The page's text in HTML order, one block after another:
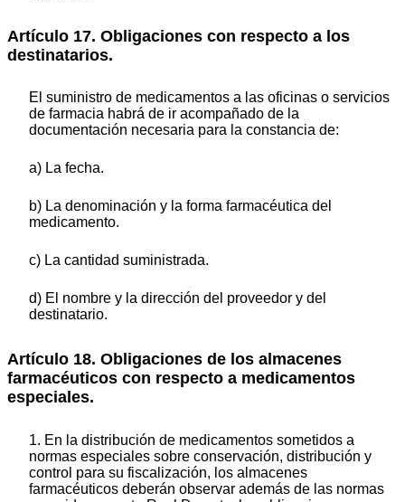
Artículo 17. Obligaciones con respecto a los
destinatarios.
El suministro de medicamentos a las oficinas o servicios
de farmacia habrá de ir acompañado de la
documentación necesaria para la constancia de:
a) La fecha.
b) La denominación y la forma farmacéutica del
medicamento.
c) La cantidad suministrada.
d) El nombre y la dirección del proveedor y del
destinatario.
Artículo 18. Obligaciones de los almacenes
farmacéuticos con respecto a medicamentos
especiales.
1. En la distribución de medicamentos sometidos a
normas especiales sobre conservación, distribución y
control para su fiscalización, los almacenes
farmacéuticos deberán observar además de las normas